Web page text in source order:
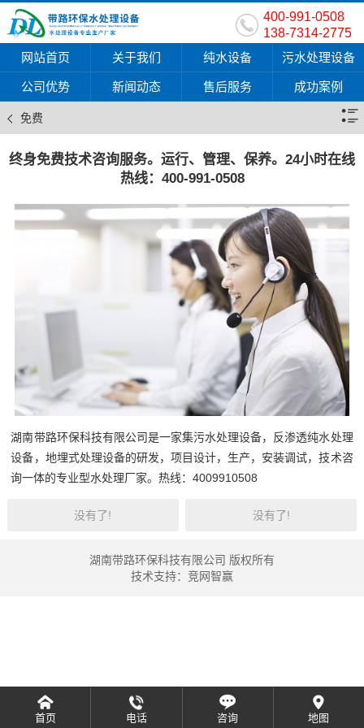
400-991-0508
138-7314-2775
网站首页
关于我们 纯水设备 污水处理设备
公司优势 新闻动态 售后服务 成功案例
免费
终身免费技术咨询服务。运行、管理、保养。24小时在线
热线：400-991-0508
湖南带路环保科技有限公司是一家集污水处理设备，反渗透纯水处理
设备，地埋式处理设备的研发，项目设计，生产，安装调试，技术咨
询一体的专业型水处理厂家。热线：4009910508
没有了! 没有了!
湖南带路环保科技有限公司 版权所有
技术支持： 竞网智赢
首页 电话 咨询 地图